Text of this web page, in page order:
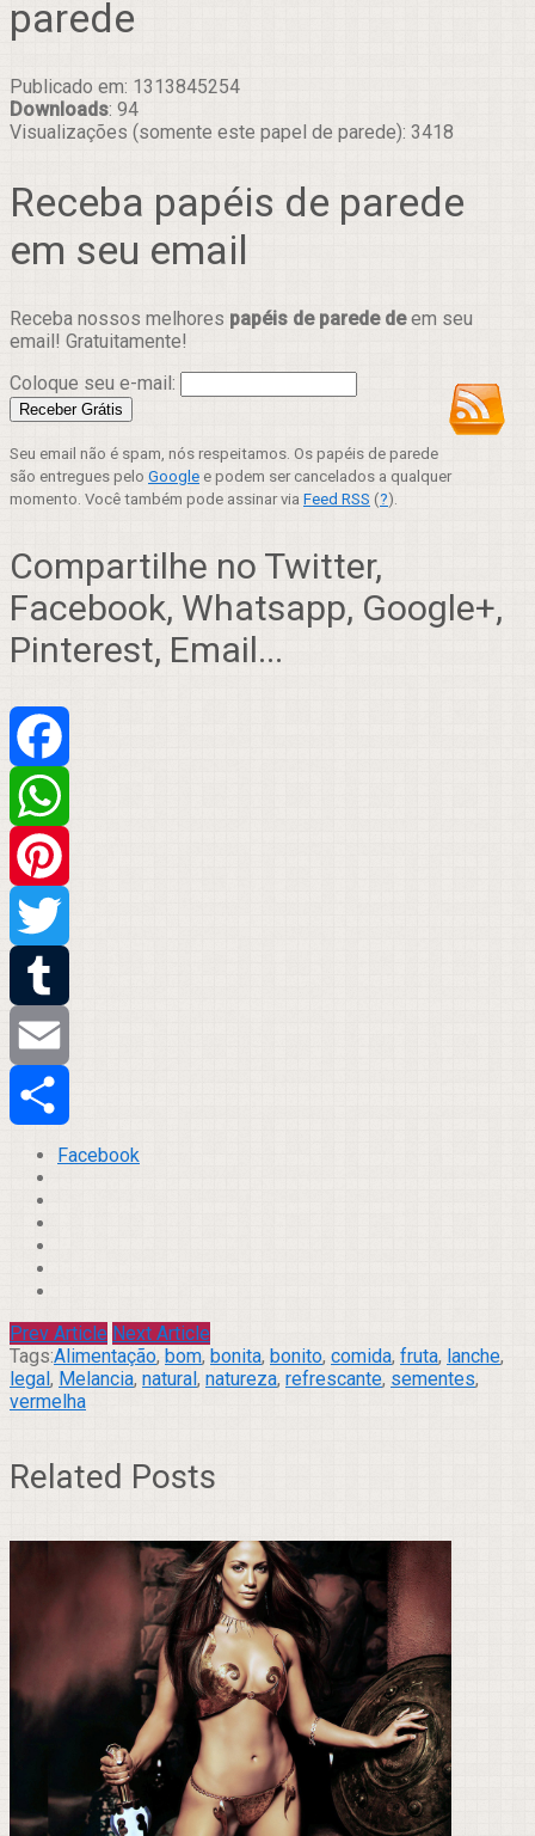
parede
Publicado em: 1313845254
Downloads: 94
Visualizações (somente este papel de parede): 3418
Receba papéis de parede
em seu email
Receba nossos melhores papéis de parede deem seu
email! Gratuitamente!
Coloque seu e-mail:
Seu email não é spam, nós respeitamos. Os papéis de parede
são entregues pelo Google e podem ser cancelados a qualquer
momento. Você também pode assinar via Feed RSS (?).
Compartilhe no Twitter,
Facebook, Whatsapp, Google+,
Pinterest, Email...
Facebook
WhatsApp
Pinterest
Twitter
Tumblr
Email
Compartilhar
Facebook
Prev Article Next Article
Tags:Alimentação, bom, bonita, bonito, comida, fruta, lanche,
legal, Melancia, natural, natureza, refrescante, sementes,
vermelha
Related Posts